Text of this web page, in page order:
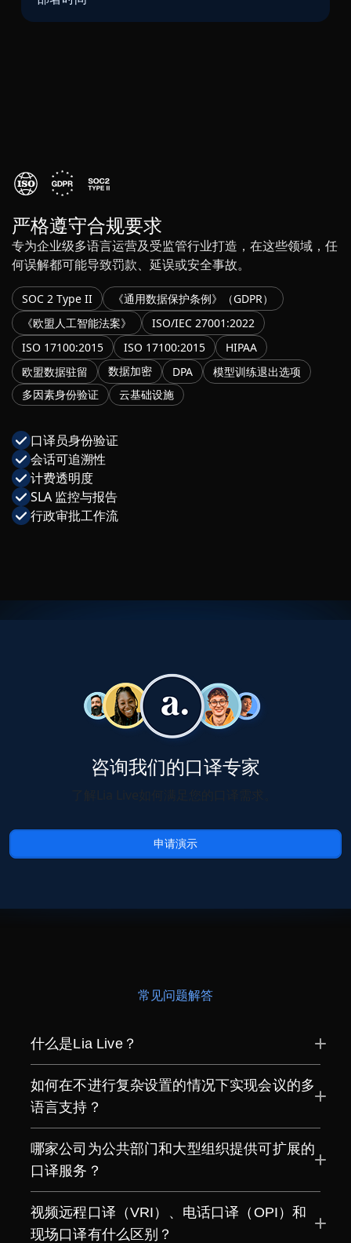
严格遵守合规要求
专为企业级多语言运营及受监管行业打造，在这些领域，任
何误解都可能导致罚款、延误或安全事故。
SOC 2 Type II
《通用数据保护条例》（GDPR）
《欧盟人工智能法案》
ISO/IEC 27001:2022
ISO 17100:2015
ISO 17100:2015
HIPAA
欧盟数据驻留
数据加密 DPA
模型训练退出选项
多因素身份验证
云基础设施
口译员身份验证
会话可追溯性
计费透明度
SLA 监控与报告
行政审批工作流
咨询我们的口译专家
申请演示
常见问题解答
什么是Lia Live？
如何在不进行复杂设置的情况下实现会议的多
语言支持？
哪家公司为公共部门和大型组织提供可扩展的
口译服务？
视频远程口译（VRI）、电话口译（OPI）和
现场口译有什么区别？